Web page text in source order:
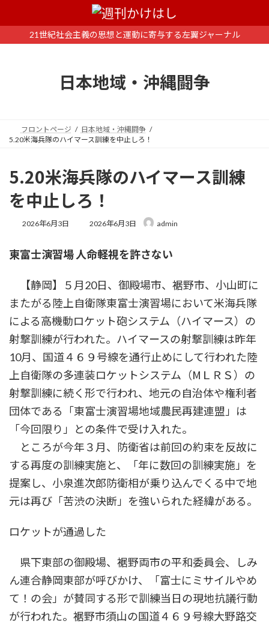
ン
ー
21世紀社会主義の思想と運動に寄与する左翼ジャーナル
日本地域・沖縄闘争
フロントページ
日本地域・沖縄闘争
5.20米海兵隊のハイマース訓練を中止しろ！
5.20米海兵隊のハイマース訓練
を中止しろ！
2026年6月3日
最
新
:
2026年6月3日 admin
東富士演習場 人命軽視を許さない
【静岡】５月20日、御殿場市、裾野市、小山町に
またがる陸上自衛隊東富士演習場において米海兵隊
による高機動ロケット砲システム（ハイマース）の
射撃訓練が行われた。ハイマースの射撃訓練は昨年
10月、国道４６９号線を通行止めにして行われた陸
上自衛隊の多連装ロケットシステム（МＬＲＳ）の
射撃訓練に続く形で行われ、地元の自治体や権利者
団体である「東富士演習場地域農民再建連盟」は
「今回限り」との条件で受け入れた。
ところが今年３月、防衛省は前回の約束を反故に
する再度の訓練実施と、「年に数回の訓練実施」を
提案し、小泉進次郎防衛相が乗り込んでくる中で地
元は再び「苦渋の決断」を強いられた経緯がある。
ロケットが通過した
県下東部の御殿場、裾野両市の平和委員会、しみ
ん連合静岡東部が呼びかけ、「富士にミサイルやめ
て！の会」が賛同する形で訓練当日の現地抗議行動
が行われた。裾野市須山の国道４６９号線大野路交